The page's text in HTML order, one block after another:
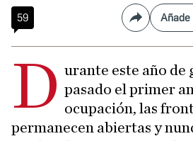
59 Compartir
Añade
D urante este año de
pasado el primer
ocupación, las
permanecen abiertas y